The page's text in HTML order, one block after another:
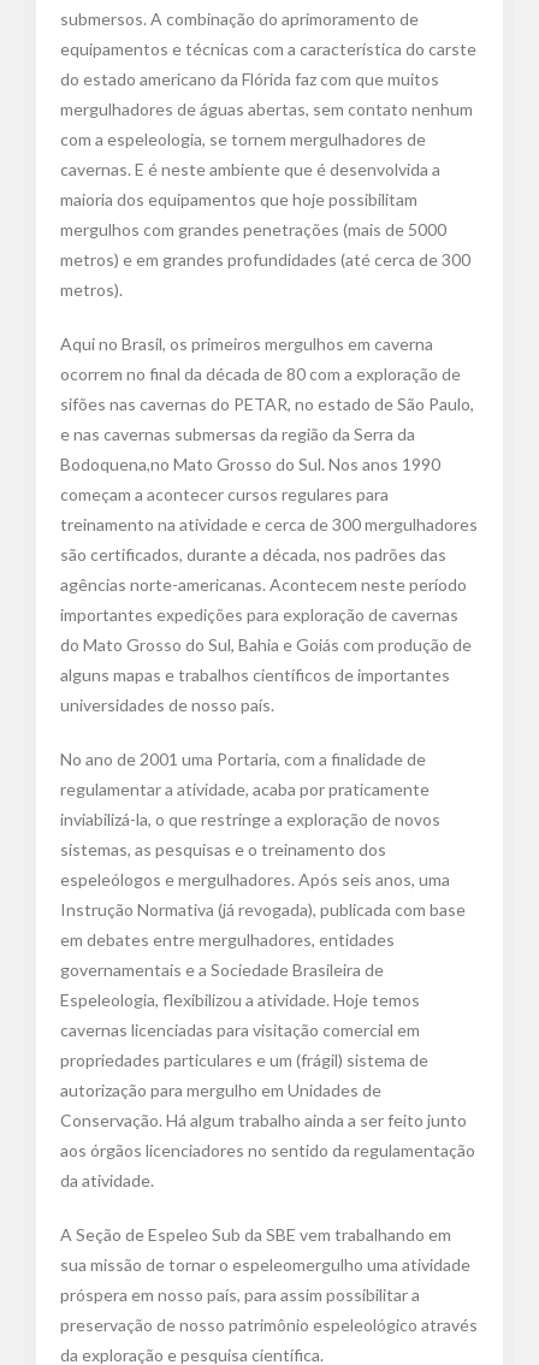
submersos. A combinação do aprimoramento de
equipamentos e técnicas com a característica do carste
do estado americano da Flórida faz com que muitos
mergulhadores de águas abertas, sem contato nenhum
com a espeleologia, se tornem mergulhadores de
cavernas. E é neste ambiente que é desenvolvida a
maioria dos equipamentos que hoje possibilitam
mergulhos com grandes penetrações (mais de 5000
metros) e em grandes profundidades (até cerca de 300
metros).
Aqui no Brasil, os primeiros mergulhos em caverna
ocorrem no final da década de 80 com a exploração de
sifões nas cavernas do PETAR, no estado de São Paulo,
e nas cavernas submersas da região da Serra da
Bodoquena,no Mato Grosso do Sul. Nos anos 1990
começam a acontecer cursos regulares para
treinamento na atividade e cerca de 300 mergulhadores
são certificados, durante a década, nos padrões das
agências norte-americanas. Acontecem neste período
importantes expedições para exploração de cavernas
do Mato Grosso do Sul, Bahia e Goiás com produção de
alguns mapas e trabalhos científicos de importantes
universidades de nosso país.
No ano de 2001 uma Portaria, com a finalidade de
regulamentar a atividade, acaba por praticamente
inviabilizá-la, o que restringe a exploração de novos
sistemas, as pesquisas e o treinamento dos
espeleólogos e mergulhadores. Após seis anos, uma
Instrução Normativa (já revogada), publicada com base
em debates entre mergulhadores, entidades
governamentais e a Sociedade Brasileira de
Espeleologia, flexibilizou a atividade. Hoje temos
cavernas licenciadas para visitação comercial em
propriedades particulares e um (frágil) sistema de
autorização para mergulho em Unidades de
Conservação. Há algum trabalho ainda a ser feito junto
aos órgãos licenciadores no sentido da regulamentação
da atividade.
A Seção de Espeleo Sub da SBE vem trabalhando em
sua missão de tornar o espeleomergulho uma atividade
próspera em nosso país, para assim possibilitar a
preservação de nosso patrimônio espeleológico através
da exploração e pesquisa científica.